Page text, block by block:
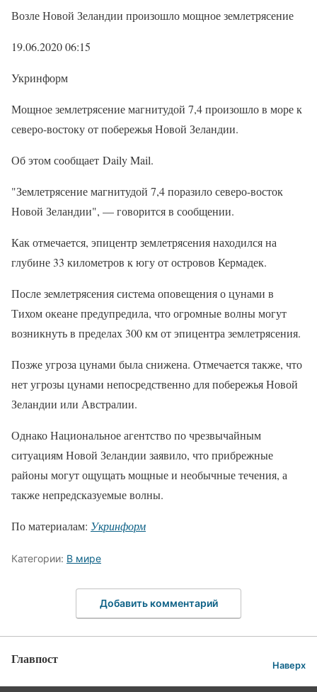
Возле Новой Зеландии произошло мощное землетрясение
19.06.2020 06:15
Укринформ
Мощное землетрясение магнитудой 7,4 произошло в море к
северо-востоку от побережья Новой Зеландии.
Об этом сообщает Daily Mail.
"Землетрясение магнитудой 7,4 поразило северо-восток
Новой Зеландии", — говорится в сообщении.
Как отмечается, эпицентр землетрясения находился на
глубине 33 километров к югу от островов Кермадек.
После землетрясения система оповещения о цунами в
Тихом океане предупредила, что огромные волны могут
возникнуть в пределах 300 км от эпицентра землетрясения.
Позже угроза цунами была снижена. Отмечается также, что
нет угрозы цунами непосредственно для побережья Новой
Зеландии или Австралии.
Однако Национальное агентство по чрезвычайным
ситуациям Новой Зеландии заявило, что прибрежные
районы могут ощущать мощные и необычные течения, а
также непредсказуемые волны.
По материалам: Укринформ
Категории: В мире
Добавить комментарий
Главпост Наверх